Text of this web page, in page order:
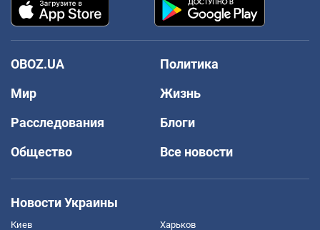
OBOZ.UA
Политика
Мир
Жизнь
Расследования
Блоги
Общество
Все новости
Новости Украины
Киев Харьков